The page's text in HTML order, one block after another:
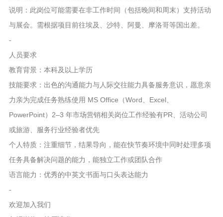
说明：此岗位可能需要在非工作时间（包括晚间和周末）支持活动
与展会。需根据项目前往埃及、沙特、阿曼、摩洛哥等国出差。
-
人员要求
教育背景：本科及以上学历
技能要求：出色的沟通能力与人际交往能力具备服务意识，愿意亲
力亲为完成任务熟练使用 MS Office（Word、Excel、
PowerPoint）2–3 年市场营销相关岗位工作经验有PR、活动公司
或旅游、服务行业经验者优先
个人特质：注重细节，结果导向，能在快节奏环境中同时处理多项
任务具备解决问题的能力，能独立工作或团队合作
语言能力：优秀的中英文书面与口头表达能力
-
欢迎加入我们